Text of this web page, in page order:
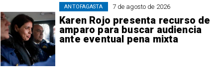
7 de agosto de 2026
Karen Rojo presenta recurso de
amparo para buscar audiencia
ante eventual pena mixta
ANTOFAGASTA